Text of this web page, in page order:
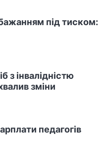
під тиском:
з інвалідністю
зміни
педагогів